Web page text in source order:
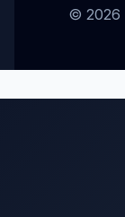
© 2026